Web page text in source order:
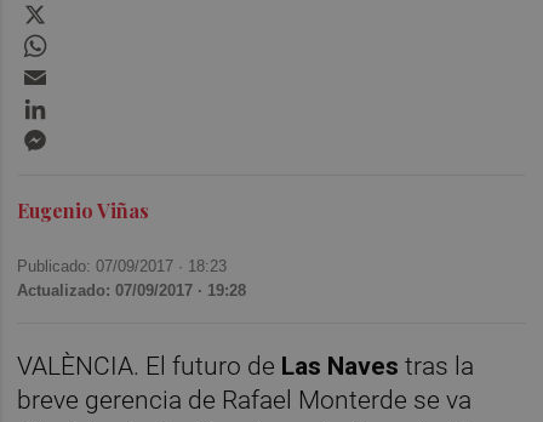
Eugenio Viñas
Publicado: 07/09/2017 · 18:23
Actualizado: 07/09/2017 · 19:28
VALÈNCIA. El futuro de Las Navestras la
breve gerencia de Rafael Monterde se va